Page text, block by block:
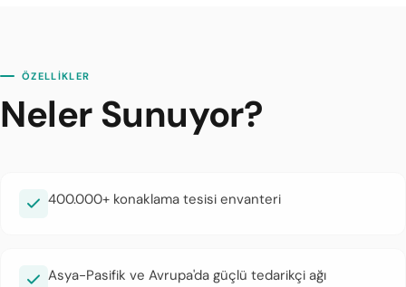
ÖZELLİKLER
Neler Sunuyor?
400.000+ konaklama tesisi envanteri
Asya-Pasifik ve Avrupa'da güçlü tedarikçi ağı